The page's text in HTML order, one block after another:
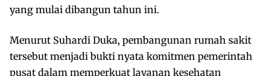
yang mulai dibangun tahun ini.
Menurut Suhardi Duka, pembangunan rumah sakit
tersebut menjadi bukti nyata komitmen pemerintah
pusat dalam memperkuat layanan kesehatan